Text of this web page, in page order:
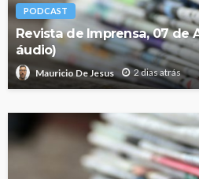
PODCAST
Revista de Imprensa, 07 de
áudio)
Mauricio De Jesus 2 dias atrás